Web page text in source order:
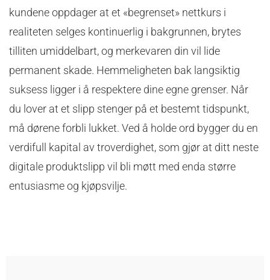
kundene oppdager at et «begrenset» nettkurs i
realiteten selges kontinuerlig i bakgrunnen, brytes
tilliten umiddelbart, og merkevaren din vil lide
permanent skade. Hemmeligheten bak langsiktig
suksess ligger i å respektere dine egne grenser. Når
du lover at et slipp stenger på et bestemt tidspunkt,
må dørene forbli lukket. Ved å holde ord bygger du en
verdifull kapital av troverdighet, som gjør at ditt neste
digitale produktslipp vil bli møtt med enda større
entusiasme og kjøpsvilje.